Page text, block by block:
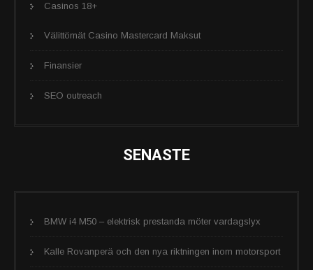
Casinos 18+
Välittömät Casino Mastercard Maksut
Finansier
SEO outreach
SENASTE
BMW i4 M50 – elektrisk prestanda möter vardagslyx
Kalle Rovanperä och den nya riktningen inom motorsport